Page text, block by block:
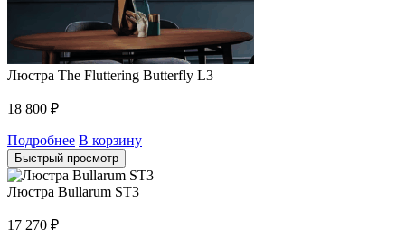
Люстра The Fluttering Butterfly L3
18 800 ₽
Подробнее В корзину
Быстрый просмотр
Люстра Bullarum ST3
17 270 ₽